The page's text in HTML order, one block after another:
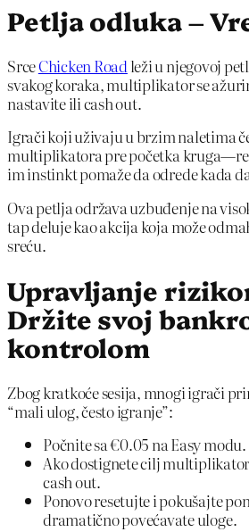
Petlja odluka –
SrceChicken Roadleži u njegovoj
svakog koraka, multiplikator se
nastavite ili cash out.
Igrači koji uživaju u brzim naletima
multiplikatora pre početka
im instinkt pomaže da odrede kada
Ova petlja održava uzbuđenje na
tap deluje kao akcija koja može
sreću.
Upravljanje
Držite svoj
kontrolom
Zbog kratkoće sesija, mnogi igrači
“mali ulog, često igranje”:
Počnite sa €0.05 na Easy modu.
Ako dostignete cilj
cash out.
Ponovo resetujte i pokušajte
dramatično povećavate uloge.